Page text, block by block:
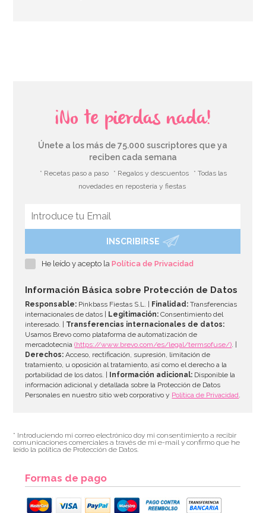
Marco para Photocall inflable 70 cm
AÑADIR
¡No te pierdas nada!
Únete a los más de 75.000 suscriptores que ya
reciben cada semana
* Recetas paso a paso * Regalos y descuentos
* Todas las
novedades en repostería y fiestas
INSCRIBIRSE
He leído y acepto laPolítica de Privacidad
Información Básica sobre Protección de Datos
Responsable: Pinkbass Fiestas S.L. | Finalidad: Transferencias
internacionales de datos |
Legitimación: Consentimiento del
interesado. | Transferencias internacionales de datos:
Usamos Brevo como plataforma de automatización de
mercadotecnia(https://www.brevo.com/es/legal/termsofuse/). |
Derechos: Acceso, rectificación, supresión, limitación de
tratamiento, u oposición al tratamiento, así como el derecho a la
portabilidad de los datos. |
Información adicional: Disponible la
información adicional y detallada sobre la Protección de Datos
Personales en nuestro sitio web corporativo y Política de Privacidad.
* Introduciendo mi correo electrónico doy mi consentimiento a recibir
comunicaciones comerciales a través de mi e-mail y confirmo que he
leído la política de Protección de Datos.
Formas de pago